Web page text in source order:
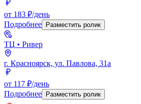
от 183 ₽/день
Подробнее Разместить ролик
ТЦ • Ривер
г. Красноярск, ул. Павлова, 31а
от 117 ₽/день
Подробнее Разместить ролик